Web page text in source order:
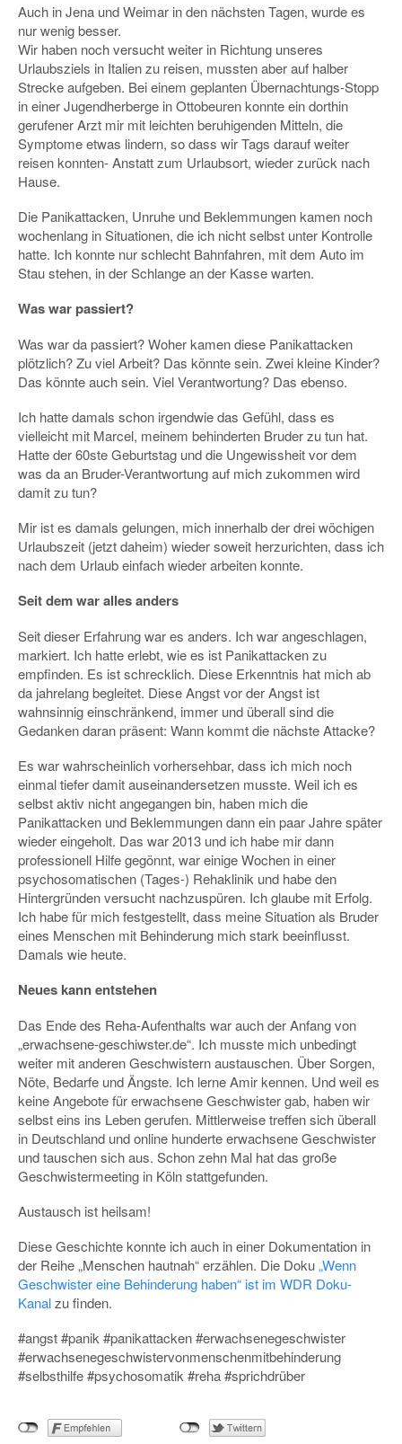
Auch in Jena und Weimar in den nächsten Tagen, wurde es
nur wenig besser.
Wir haben noch versucht weiter in Richtung unseres
Urlaubsziels in Italien zu reisen, mussten aber auf halber
Strecke aufgeben. Bei einem geplanten Übernachtungs-Stopp
in einer Jugendherberge in Ottobeuren konnte ein dorthin
gerufener Arzt mir mit leichten beruhigenden Mitteln, die
Symptome etwas lindern, so dass wir Tags darauf weiter
reisen konnten- Anstatt zum Urlaubsort, wieder zurück nach
Hause.
Die Panikattacken, Unruhe und Beklemmungen kamen noch
wochenlang in Situationen, die ich nicht selbst unter Kontrolle
hatte. Ich konnte nur schlecht Bahnfahren, mit dem Auto im
Stau stehen, in der Schlange an der Kasse warten.
Was war passiert?
Was war da passiert? Woher kamen diese Panikattacken
plötzlich? Zu viel Arbeit? Das könnte sein. Zwei kleine Kinder?
Das könnte auch sein. Viel Verantwortung? Das ebenso.
Ich hatte damals schon irgendwie das Gefühl, dass es
vielleicht mit Marcel, meinem behinderten Bruder zu tun hat.
Hatte der 60ste Geburtstag und die Ungewissheit vor dem
was da an Bruder-Verantwortung auf mich zukommen wird
damit zu tun?
Mir ist es damals gelungen, mich innerhalb der drei wöchigen
Urlaubszeit (jetzt daheim) wieder soweit herzurichten, dass ich
nach dem Urlaub einfach wieder arbeiten konnte.
Seit dem war alles anders
Seit dieser Erfahrung war es anders. Ich war angeschlagen,
markiert. Ich hatte erlebt, wie es ist Panikattacken zu
empfinden. Es ist schrecklich. Diese Erkenntnis hat mich ab
da jahrelang begleitet. Diese Angst vor der Angst ist
wahnsinnig einschränkend, immer und überall sind die
Gedanken daran präsent: Wann kommt die nächste Attacke?
Es war wahrscheinlich vorhersehbar, dass ich mich noch
einmal tiefer damit auseinandersetzen musste. Weil ich es
selbst aktiv nicht angegangen bin, haben mich die
Panikattacken und Beklemmungen dann ein paar Jahre später
wieder eingeholt. Das war 2013 und ich habe mir dann
professionell Hilfe gegönnt, war einige Wochen in einer
psychosomatischen (Tages-) Rehaklinik und habe den
Hintergründen versucht nachzuspüren. Ich glaube mit Erfolg.
Ich habe für mich festgestellt, dass meine Situation als Bruder
eines Menschen mit Behinderung mich stark beeinflusst.
Damals wie heute.
Neues kann entstehen
Das Ende des Reha-Aufenthalts war auch der Anfang von
„erwachsene-geschiwster.de“. Ich musste mich unbedingt
weiter mit anderen Geschwistern austauschen. Über Sorgen,
Nöte, Bedarfe und Ängste. Ich lerne Amir kennen. Und weil es
keine Angebote für erwachsene Geschwister gab, haben wir
selbst eins ins Leben gerufen. Mittlerweise treffen sich überall
in Deutschland und online hunderte erwachsene Geschwister
und tauschen sich aus. Schon zehn Mal hat das große
Geschwistermeeting in Köln stattgefunden.
Austausch ist heilsam!
Diese Geschichte konnte ich auch in einer Dokumentation in
der Reihe „Menschen hautnah“ erzählen. Die Doku„Wenn
Geschwister eine Behinderung haben“ ist im WDR Doku-
Kanalzu finden.
#angst #panik #panikattacken #erwachsenegeschwister
#erwachsenegeschwistervonmenschenmitbehinderung
#selbsthilfe #psychosomatik #reha #sprichdrüber